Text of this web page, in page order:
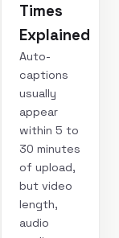
Times
Explained
Auto-
captions
usually
appear
within 5 to
30 minutes
of upload,
but video
length,
audio